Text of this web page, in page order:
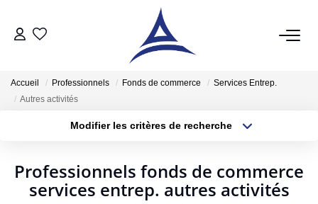
Vendre
Estimer
Accueil Professionnels Fonds de commerce
Services Entrep.
Autres activités
Modifier les critères de recherche
Sélectionnez...
Type de bien
Surface min
Professionnels fonds de commerce
services entrep. autres activités